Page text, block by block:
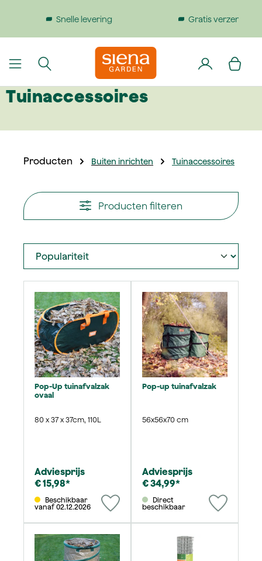
Gratis verzending bij bestellingen boven €199
Tuinaccessoires
Producten Buiten inrichten Tuinaccessoires
Producten filteren
Pop-Up tuinafvalzak
ovaal
80 x 37 x 37cm, 110L
Adviesprijs
€ 15,98*
vanaf 02.12.2026
Pop-up tuinafvalzak
56x56x70 cm
Adviesprijs
€ 34,99*
beschikbaar